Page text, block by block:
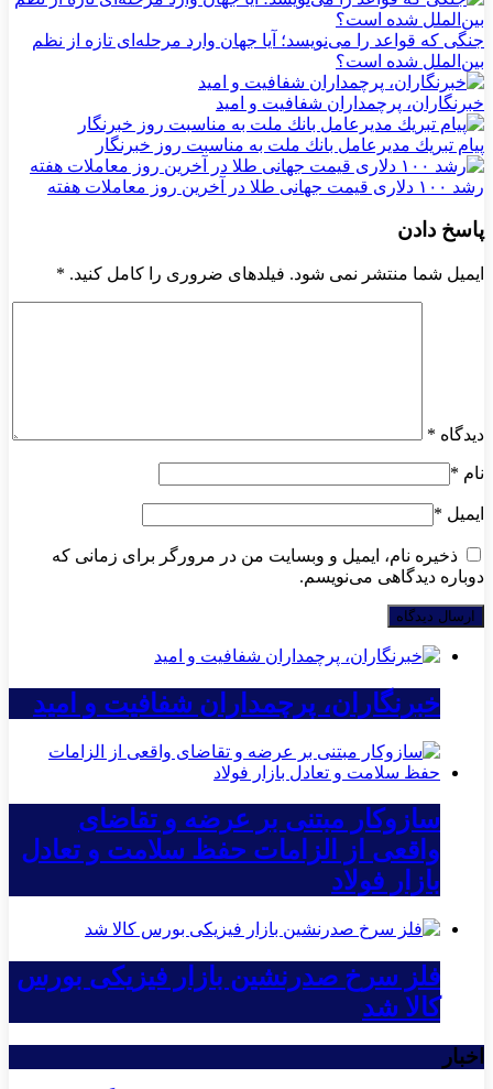
جنگی که قواعد را می‌نویسد؛ آیا جهان وارد مرحله‌ای تازه از نظم
بین‌الملل شده است؟
خبرنگاران، پرچمداران شفافیت و امید
پیام تبریك مدیرعامل بانك ملت به مناسبت روز خبرنگار
رشد ۱۰۰ دلاری قیمت جهانی طلا در آخرین روز معاملات هفته
پاسخ دادن
ایمیل شما منتشر نمی شود. فیلدهای ضروری را کامل کنید. *
دیدگاه *
نام *
ایمیل *
ذخیره نام، ایمیل و وبسایت من در مرورگر برای زمانی که
دوباره دیدگاهی می‌نویسم.
خبرنگاران، پرچمداران شفافیت و امید
سازوکار مبتنی بر عرضه و تقاضای
واقعی از الزامات حفظ سلامت و تعادل
بازار فولاد
فلز سرخ صدرنشین بازار فیزیکی بورس
کالا شد
اخبار